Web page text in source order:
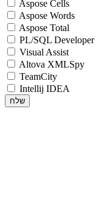
Aspose Cells
Aspose Words
Aspose Total
PL/SQL Developer
Visual Assist
Altova XMLSpy
TeamCity
Intellij IDEA